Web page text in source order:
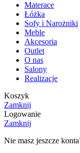
Materace
Łóżka
Sofy i Narożniki
Meble
Akcesoria
Outlet
O nas
Salony
Realizacje
Koszyk
Zamknij
Logowanie
Zamknij
Nie masz jeszcze